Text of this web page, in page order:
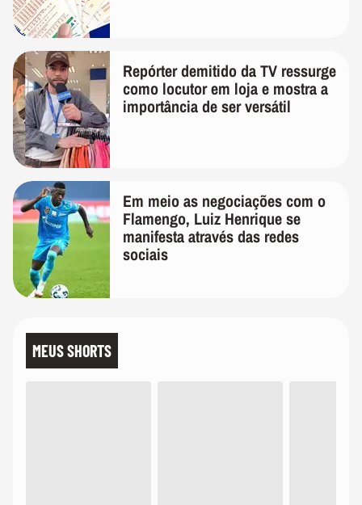
Repórter demitido da TV ressurge
como locutor em loja e mostra a
importância de ser versátil
Em meio as negociações com o
Flamengo, Luiz Henrique se
manifesta através das redes
sociais
MEUS SHORTS